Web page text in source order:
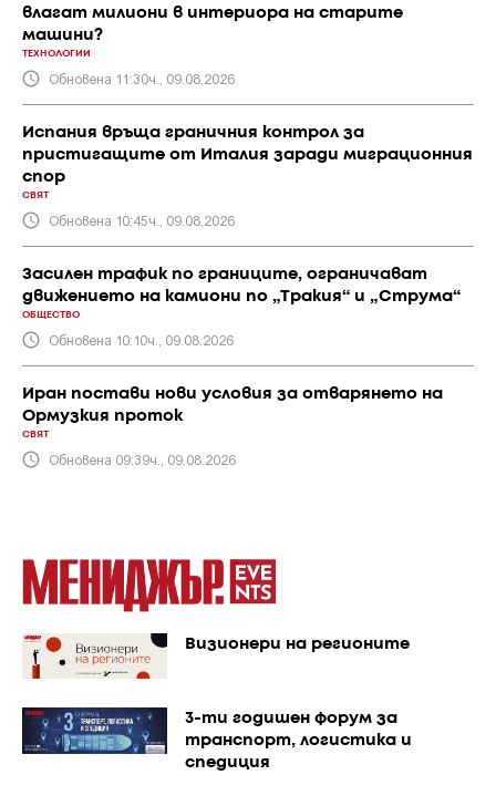
влагат милиони в интериора на старите
машини?
ТЕХНОЛОГИИ
Обновена 11:30ч., 09.08.2026
Испания връща граничния контрол за
пристигащите от Италия заради миграционния
спор
СВЯТ
Обновена 10:45ч., 09.08.2026
Засилен трафик по границите, ограничават
движението на камиони по „Тракия“ и „Струма“
ОБЩЕСТВО
Обновена 10:10ч., 09.08.2026
Иран постави нови условия за отварянето на
Ормузкия проток
СВЯТ
Обновена 09:39ч., 09.08.2026
Визионери на регионите
3-ти годишен форум за
транспорт, логистика и
спедиция